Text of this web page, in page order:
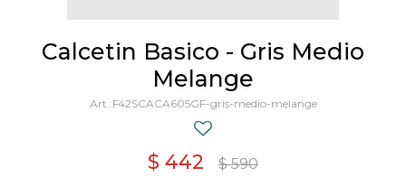
Calcetin Basico - Gris Medio
Melange
F42SCACA605GF-gris-medio-melange
$ 442 $ 590